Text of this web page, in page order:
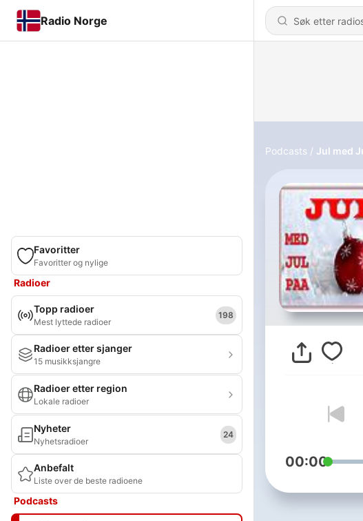
Radio Norge
Favoritter
Favoritter og nylige
Radioer
Topp radioer
Mest lyttede radioer
198
Radioer etter sjanger
15 musikksjangre
Radioer etter region
Lokale radioer
Nyheter
Nyhetsradioer
24
Anbefalt
Liste over de beste radioene
Podcasts
Podcasts Jul med
00:00